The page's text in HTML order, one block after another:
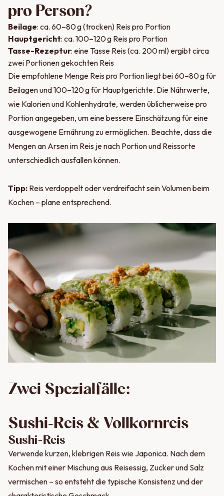
pro Person?
Beilage: ca. 60–80 g (trocken) Reis pro Portion
Hauptgericht: ca. 100–120 g Reis pro Portion
Tasse-Rezeptur: eine Tasse Reis (ca. 200 ml) ergibt circa
zwei Portionen gekochten Reis
Die empfohlene Menge Reis pro Portion liegt bei 60–80 g für
Beilagen und 100–120 g für Hauptgerichte. Die Nährwerte,
wie Kalorien und Kohlenhydrate, werden üblicherweise pro
Portion angegeben, um eine bessere Einschätzung für eine
ausgewogene Ernährung zu ermöglichen. Beachte, dass die
Mengen an Arsen im Reis je nach Portion und Reissorte
unterschiedlich ausfallen können.
Tipp: Reis verdoppelt oder verdreifacht sein Volumen beim
Kochen – plane entsprechend.
Zwei Spezialfälle:
Sushi‑Reis & Vollkornreis
Sushi-Reis
Verwende kurzen, klebrigen Reis wie Japonica. Nach dem
Kochen mit einer Mischung aus Reisessig, Zucker und Salz
vermischen – so entsteht die typische Konsistenz und der